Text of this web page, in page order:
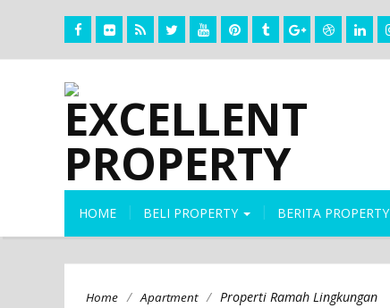
HOME BELI PROPERTY BERITA PROPERTY
Home / Apartment / Properti Ramah Lingkungan